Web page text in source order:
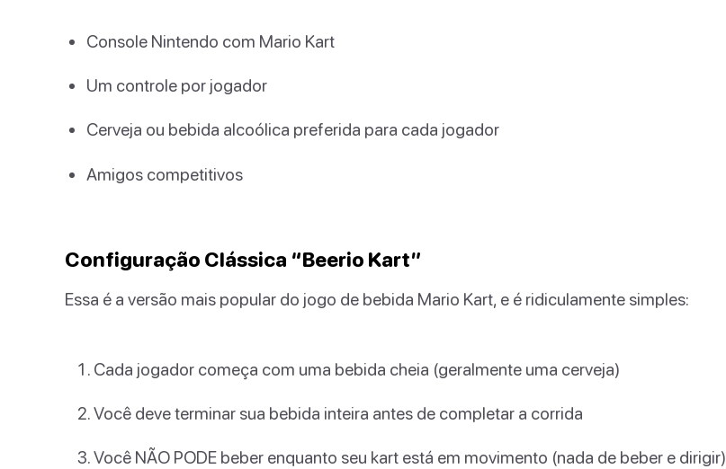
Console Nintendo com Mario Kart
Um controle por jogador
Cerveja ou bebida alcoólica preferida para cada jogador
Amigos competitivos
Configuração Clássica “Beerio Kart”
Essa é a versão mais popular do jogo de bebida Mario Kart, e é ridiculamente simples:
Cada jogador começa com uma bebida cheia (geralmente uma cerveja)
Você deve terminar sua bebida inteira antes de completar a corrida
Você NÃO PODE beber enquanto seu kart está em movimento (nada de beber e dirigir)